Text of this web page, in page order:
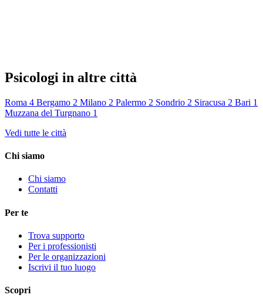
Psicologi in altre città
Roma 4 Bergamo 2 Milano 2 Palermo 2 Sondrio 2 Siracusa 2 Bari 1
Muzzana del Turgnano 1
Vedi tutte le città
Chi siamo
Chi siamo
Contatti
Per te
Trova supporto
Per i professionisti
Per le organizzazioni
Iscrivi il tuo luogo
Scopri